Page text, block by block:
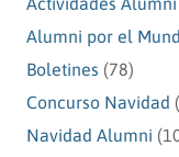
Alumni por el
Boletines (78)
Concurso Navidad
Navidad Alumni